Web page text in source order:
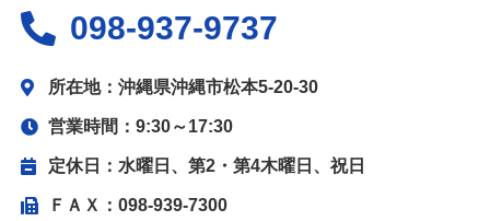
098-937-9737
所在地：沖縄県沖縄市松本5-20-30
営業時間：9:30～17:30
定休日：水曜日、第2・第4木曜日、祝日
ＦＡＸ：098-939-7300